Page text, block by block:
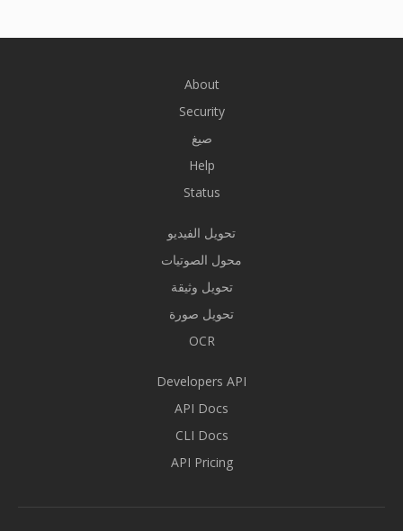
About
Security
صيغ
Help
Status
تحويل الفيديو
محول الصوتيات
تحويل وثيقة
تحويل صورة
OCR
Developers API
API Docs
CLI Docs
API Pricing